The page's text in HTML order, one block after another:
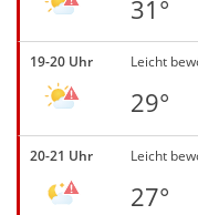
31°
19-20 Uhr Leicht
29°
20-21 Uhr Leicht
27°